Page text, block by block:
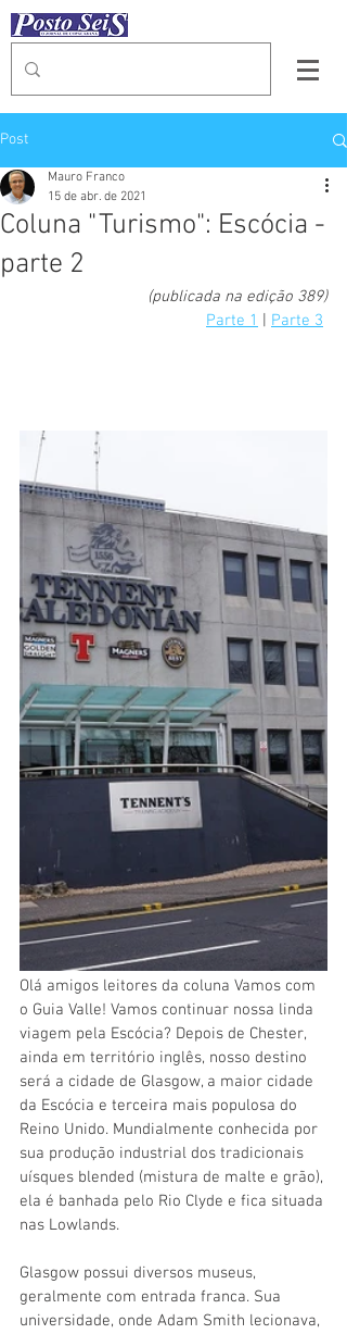
Post
Coluna "Turismo": Escócia -
parte 2
Mauro Franco
15 de abr. de 2021
(publicada na edição 389)
Parte 1
Parte 3
Olá amigos leitores da coluna Vamos com
o Guia Valle! Vamos continuar nossa linda
viagem pela Escócia? Depois de Chester,
ainda em território inglês, nosso destino
será a cidade de Glasgow, a maior cidade
da Escócia e terceira mais populosa do
Reino Unido. Mundialmente conhecida por
sua produção industrial dos tradicionais
uísques blended (mistura de malte e grão),
ela é banhada pelo Rio Clyde e fica situada
nas Lowlands.
Glasgow possui diversos museus,
geralmente com entrada franca. Sua
universidade, onde Adam Smith lecionava,